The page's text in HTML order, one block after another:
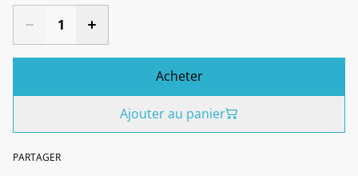
Acheter
Ajouter au panier
PARTAGER